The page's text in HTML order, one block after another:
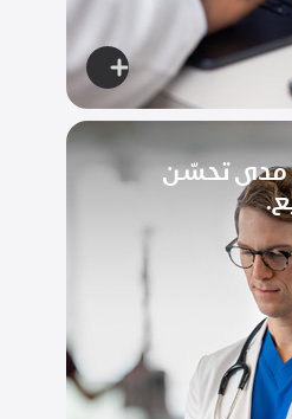
اعرف
المزيد
عن
سجلات
مدى تحسّن